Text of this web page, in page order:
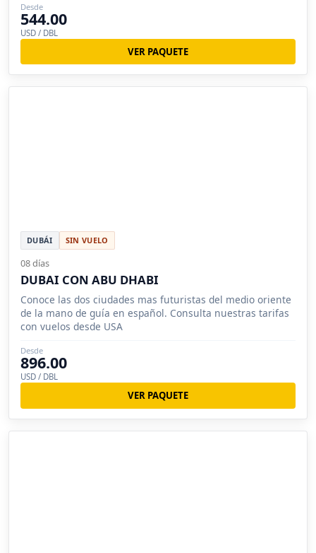
Desde
544.00
USD / DBL
VER PAQUETE
DUBÁI SIN VUELO
08 días
DUBAI CON ABU DHABI
Conoce las dos ciudades mas futuristas del medio oriente
de la mano de guía en español. Consulta nuestras tarifas
con vuelos desde USA
Desde
896.00
USD / DBL
VER PAQUETE